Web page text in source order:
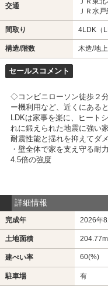
交通
ＪＲ水
間取り 4LDK（
構造/階数 木造/地
セールスコメント
◇コンビニローソン徒歩２
ー機利用など、近くにある
LDKは家事を楽に、ヒート
れに鍛えられた地震に強い
耐震性能と揺れを抑えてダ
・壁全体で家を支え守る耐
4.5倍の強度
詳細情報
完成年 2026年
土地面積
建ぺい率 60(%)
駐車場 有